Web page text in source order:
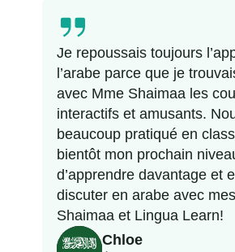
Chloe
Je repoussais toujours
l’arabe parce que je
avec Mme Shaimaa les
interactifs et amusants.
beaucoup pratiqué en
bientôt mon prochain
d’apprendre davantage et
discuter en arabe avec
Shaimaa et Lingua Learn!